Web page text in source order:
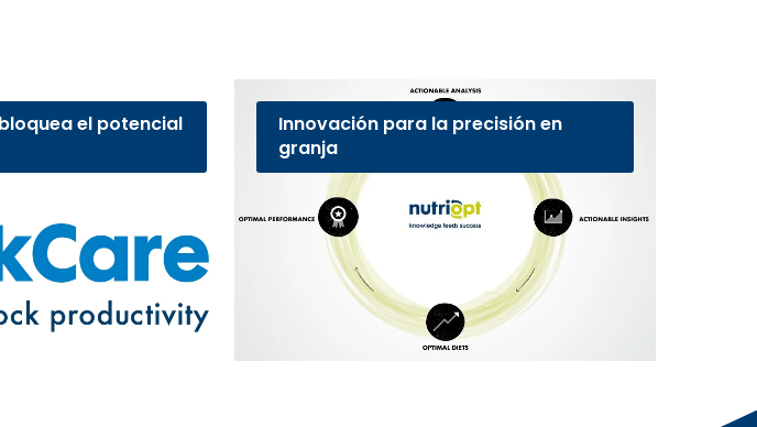
el potencial
Innovación para la precisión en
granja